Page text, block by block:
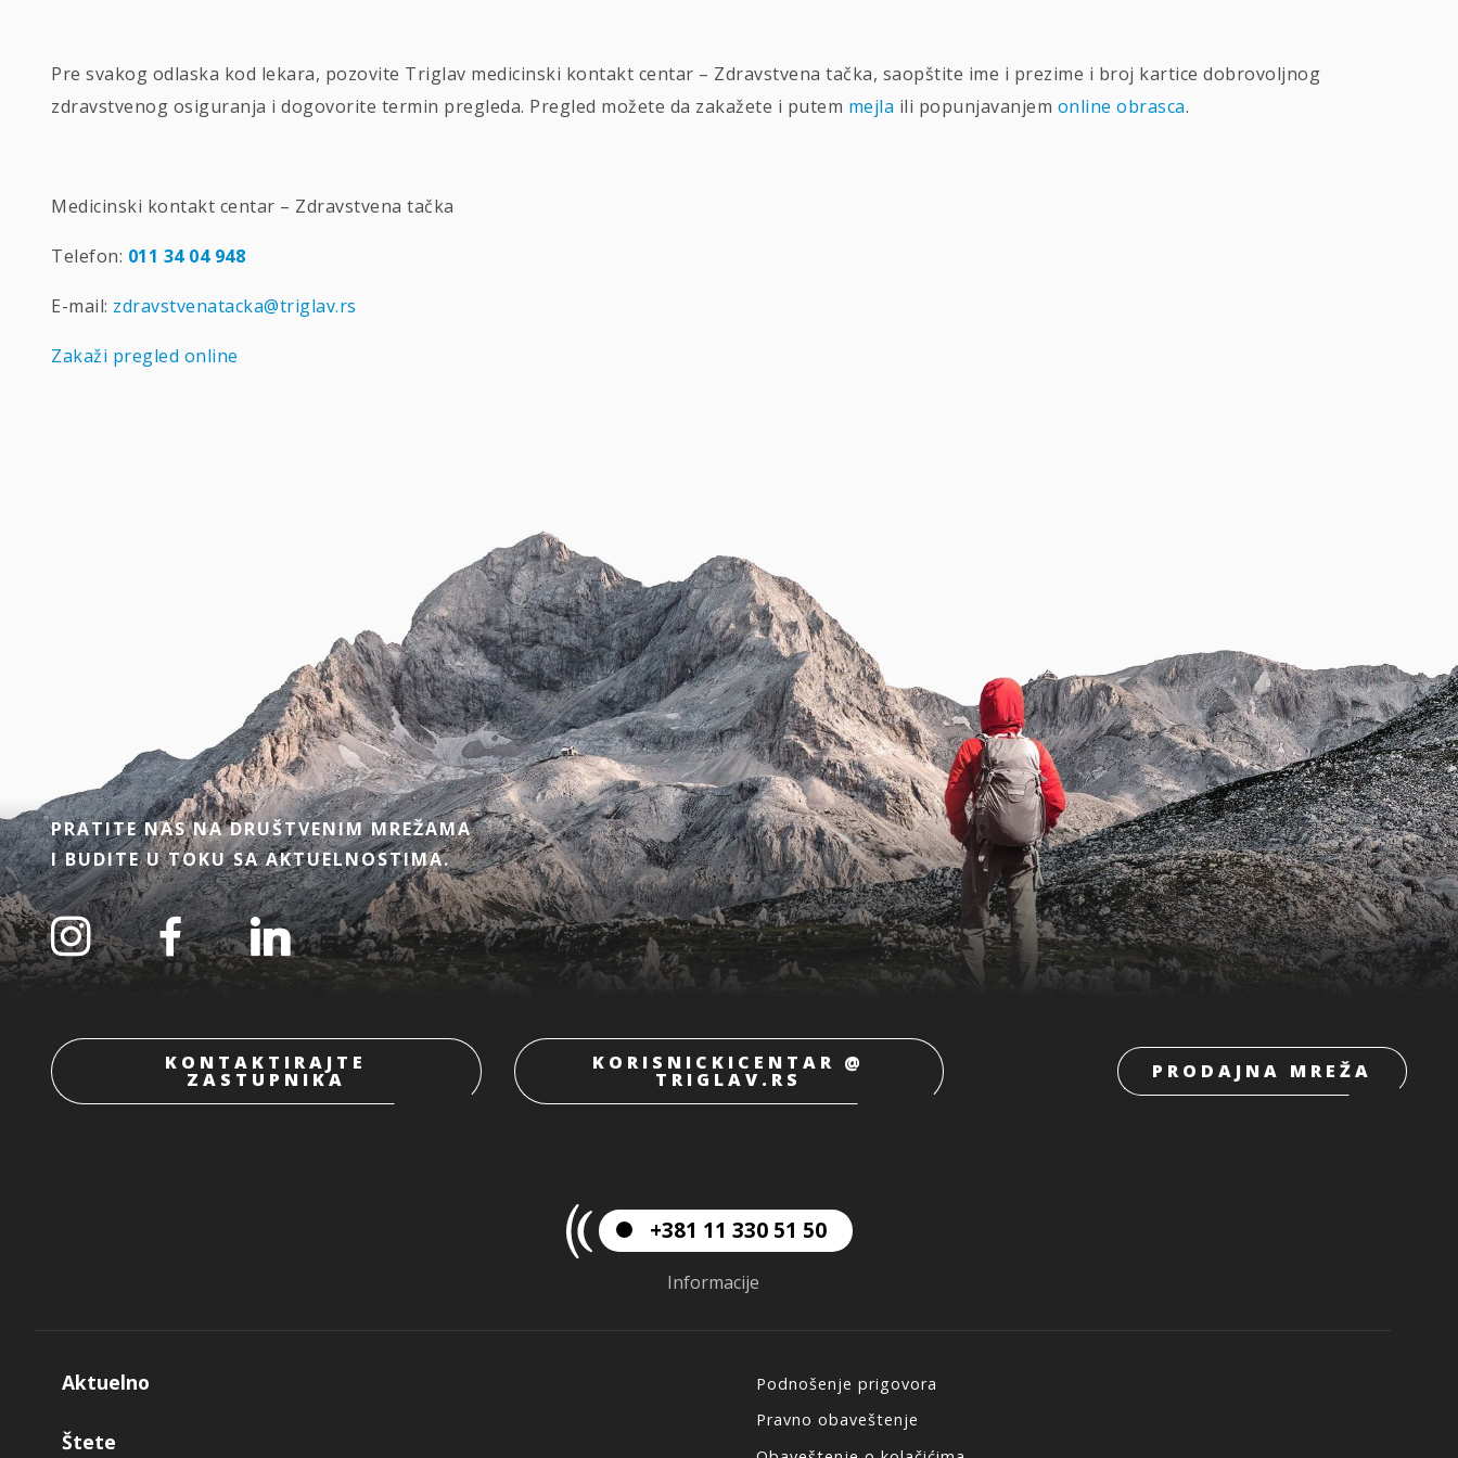
Pre svakog odlaska kod lekara, pozovite Triglav medicinski kontakt centar – Zdravstvena tačka, saopštite ime i prezime i broj kartice dobrovoljnog
zdravstvenog osiguranja i dogovorite termin pregleda. Pregled možete da zakažete i putem mejla ili popunjavanjem online obrasca.
Medicinski kontakt centar – Zdravstvena tačka
Telefon: 011 34 04 948
E-mail: zdravstvenatacka@triglav.rs
Zakaži pregled online
PRATITE NAS NA DRUŠTVENIM MREŽAMA
I BUDITE U TOKU SA AKTUELNOSTIMA.
KONTAKTIRAJTE
ZASTUPNIKA
KORISNICKICENTAR @
TRIGLAV.RS PRODAJNA MREŽA
+381 11 330 51 50
Informacije
Aktuelno
Štete
Podnošenje prigovora
Pravno obaveštenje